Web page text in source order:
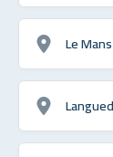
Le Mans